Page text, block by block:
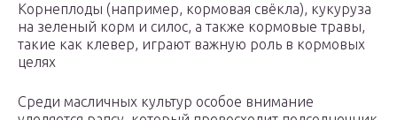
Корнеплоды (например, кормовая свёкла), кукуруза
на зеленый корм и силос, а также кормовые травы,
такие как клевер, играют важную роль в кормовых
целях
Среди масличных культур особое внимание